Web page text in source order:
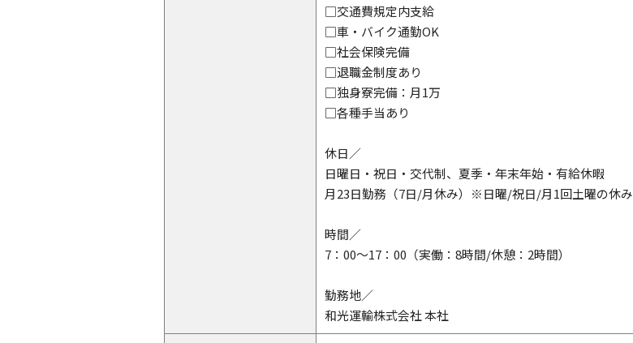
□交通費規定内支給
□車・バイク通勤OK
□社会保険完備
□退職金制度あり
□独身寮完備：月1万
□各種手当あり
休日／
日曜日・祝日・交代制、夏季・年末年始・有給休暇
月23日勤務（7日/月休み）※日曜/祝日/月1回土曜の休み
時間／
7：00～17：00（実働：8時間/休憩：2時間）
勤務地／
和光運輸株式会社 本社